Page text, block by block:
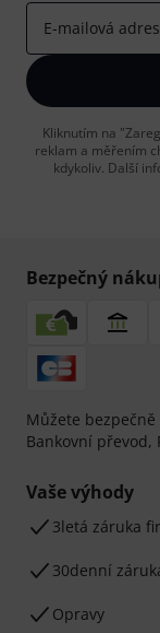
E-mailová
Kliknutím na
reklam a měřením
kdykoliv. Další
Bezpečný
Můžete
Bankovní převod,
Vaše výhody
3letá záruka
30denní
Opravy